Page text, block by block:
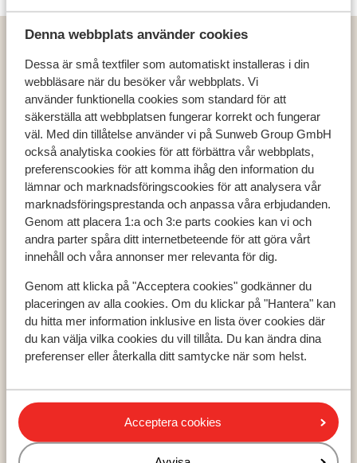
Denna webbplats använder cookies
Dessa är små textfiler som automatiskt installeras i din
webbläsare när du besöker vår webbplats. Vi
använder funktionella cookies som standard för att
säkerställa att webbplatsen fungerar korrekt och fungerar
väl. Med din tillåtelse använder vi på Sunweb Group GmbH
också analytiska cookies för att förbättra vår webbplats,
preferenscookies för att komma ihåg den information du
lämnar och marknadsföringscookies för att analysera vår
marknadsföringsprestanda och anpassa våra erbjudanden.
Genom att placera 1:a och 3:e parts cookies kan vi och
andra parter spåra ditt internetbeteende för att göra vårt
innehåll och våra annonser mer relevanta för dig.
Genom att klicka på "Acceptera cookies" godkänner du
placeringen av alla cookies. Om du klickar på "Hantera" kan
du hitta mer information inklusive en lista över cookies där
du kan välja vilka cookies du vill tillåta. Du kan ändra dina
preferenser eller återkalla ditt samtycke när som helst.
Acceptera cookies
Hem Solresor Grekland Rhodos
Kolymbia
Sentido Port Royal Villas & Spa Hotel - endast vuxna
Populära länder
Grekland
Turkiet
Spanien
Kreta
Zakynthos
Turkiets sydkust
Populära städer
Chania
Rhodos-stad